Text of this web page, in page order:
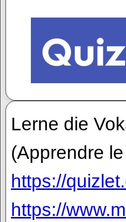
Lerne die
(Apprendre
https://
https://